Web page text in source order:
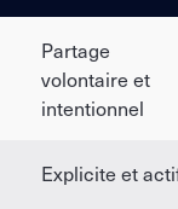
Partage
volontaire et
intentionnel
Explicite et